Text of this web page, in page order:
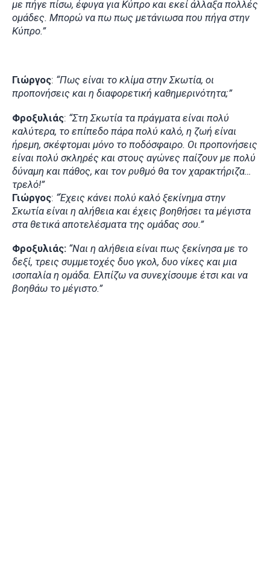
με πήγε πίσω, έφυγα για Κύπρο και εκεί άλλαξα πολλές
ομάδες. Μπορώ να πω πως μετάνιωσα που πήγα στην
Κύπρο.”
Γιώργος: “Πως είναι το κλίμα στην Σκωτία, οι
προπονήσεις και η διαφορετική καθημερινότητα;”
Φροξυλιάς: “Στη Σκωτία τα πράγματα είναι πολύ
καλύτερα, το επίπεδο πάρα πολύ καλό, η ζωή είναι
ήρεμη, σκέφτομαι μόνο το ποδόσφαιρο. Οι προπονήσεις
είναι πολύ σκληρές και στους αγώνες παίζουν με πολύ
δύναμη και πάθος, και τον ρυθμό θα τον χαρακτήριζα…
τρελό!”
Γιώργος: “Έχεις κάνει πολύ καλό ξεκίνημα στην
Σκωτία είναι η αλήθεια και έχεις βοηθήσει τα μέγιστα
στα θετικά αποτελέσματα της ομάδας σου.”
Φροξυλιάς: “Ναι η αλήθεια είναι πως ξεκίνησα με το
δεξί, τρεις συμμετοχές δυο γκολ, δυο νίκες και μια
ισοπαλία η ομάδα. Ελπίζω να συνεχίσουμε έτσι και να
βοηθάω το μέγιστο.”